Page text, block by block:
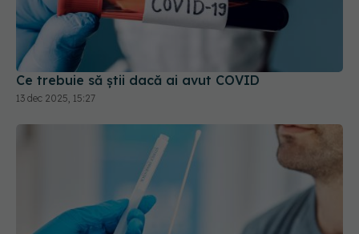
Ce trebuie să știi dacă ai avut COVID
13 dec 2025, 15:27